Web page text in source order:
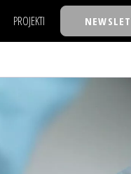
PROJEKTI
NAJKOLEGA
30 ISPOD 30
BACK TO OFFICE/SCHOOL
BIZBENDOVI